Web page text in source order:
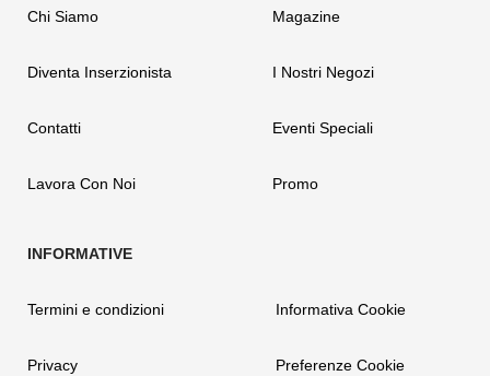
Chi Siamo
Diventa Inserzionista
Contatti
Lavora Con Noi
Magazine
I Nostri Negozi
Eventi Speciali
Promo
Termini e condizioni
Privacy
Informativa Cookie
Preferenze Cookie